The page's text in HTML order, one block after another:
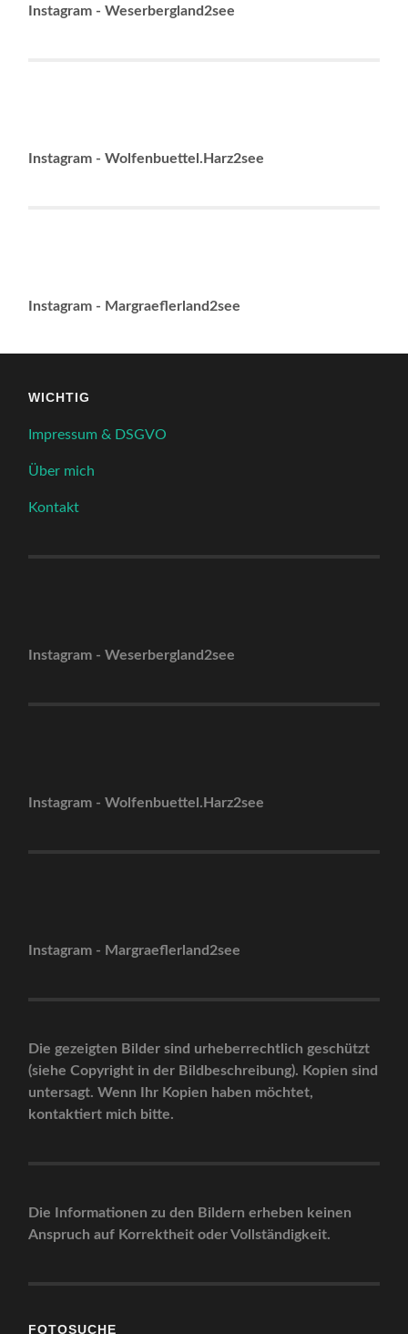
Instagram - Weserbergland2see
Instagram - Wolfenbuettel.Harz2see
Instagram - Margraeflerland2see
WICHTIG
Impressum & DSGVO
Über mich
Kontakt
Instagram - Weserbergland2see
Instagram - Wolfenbuettel.Harz2see
Instagram - Margraeflerland2see
Die gezeigten Bilder sind urheberrechtlich geschützt
(siehe Copyright in der Bildbeschreibung). Kopien sind
untersagt. Wenn Ihr Kopien haben möchtet,
kontaktiert mich bitte.
Die Informationen zu den Bildern erheben keinen
Anspruch auf Korrektheit oder Vollständigkeit.
FOTOSUCHE